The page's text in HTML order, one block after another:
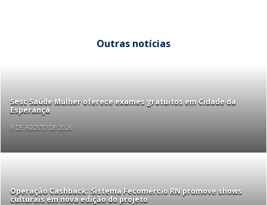
Outras notícias
Sesc Saúde Mulher oferece exames gratuitos em Cidade da
Esperança
8 DE AGOSTO DE 2026
Operação Cashback: Sistema Fecomércio RN promove shows
culturais em nova edição do projeto